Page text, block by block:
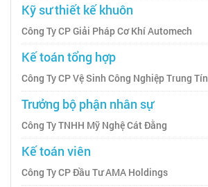
Kỹ sư thiết kế khuôn
Công Ty CP Giải Pháp Cơ Khí Automech
Kế toán tổng hợp
Công Ty CP Vệ Sinh Công Nghiệp Trung Tín
Trưởng bộ phận nhân sự
Công Ty TNHH Mỹ Nghệ Cát Đằng
Kế toán viên
Công Ty CP Đầu Tư AMA Holdings